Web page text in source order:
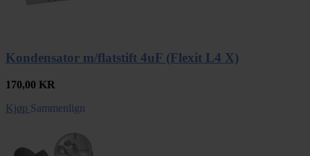
Kondensator m/flatstift 4uF (Flexit L4 X)
170,00 KR
Kjøp Sammenlign